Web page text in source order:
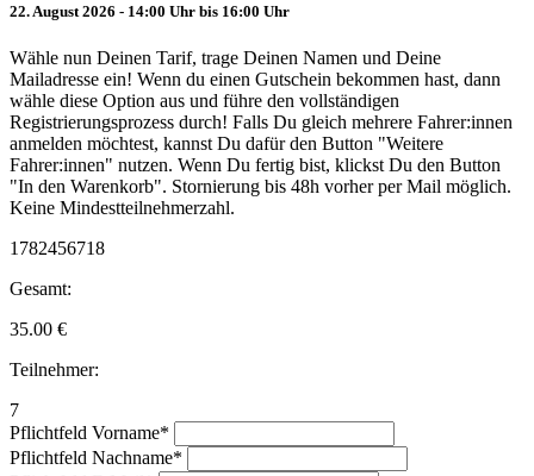
22. August 2026 - 14:00 Uhr bis 16:00 Uhr
Wähle nun Deinen Tarif, trage Deinen Namen und Deine
Mailadresse ein! Wenn du einen Gutschein bekommen hast, dann
wähle diese Option aus und führe den vollständigen
Registrierungsprozess durch! Falls Du gleich mehrere Fahrer:innen
anmelden möchtest, kannst Du dafür den Button "Weitere
Fahrer:innen" nutzen. Wenn Du fertig bist, klickst Du den Button
"In den Warenkorb". Stornierung bis 48h vorher per Mail möglich.
Keine Mindestteilnehmerzahl.
1782456718
Gesamt:
35.00 €
Teilnehmer:
7
Pflichtfeld Vorname*
Pflichtfeld Nachname*